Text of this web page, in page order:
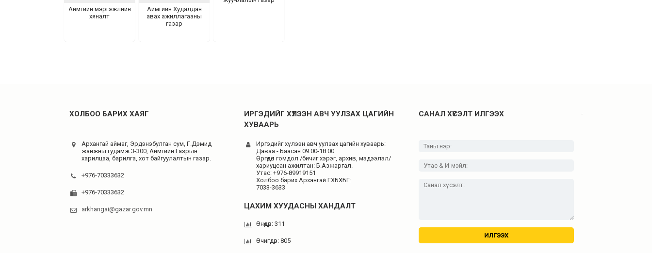
Аймгийн мэргэжлийн
хяналт
Аймгийн Худалдан
авах ажиллагааны
газар
ХОЛБОО БАРИХ ХАЯГ
Архангай аймаг, Эрдэнэбулган сум, Г.Дэмид
жанжны гудамж 3-300, Аймгийн Газрын
харилцаа, барилга, хот байгуулалтын газар.
+976-70333632
+976-70333632
arkhangai@gazar.gov.mn
ИРГЭДИЙГ ХҮЛЭЭН АВЧ УУЛЗАХ ЦАГИЙН
ХУВААРЬ
Иргэдийг хүлээн авч уулзах цагийн хуваарь:
Даваа - Баасан 09:00-18:00
Өргөдөл гомдол /бичиг хэрэг, архив, мэдээлэл/
хариуцсан ажилтан: Б.Азжаргал.
Утас: +976-89919151
Холбоо барих Архангай ГХБХБГ:
7033-3633
ЦАХИМ ХУУДАСНЫ ХАНДАЛТ
Өнөөдөр: 311
Өчигдөр: 805
САНАЛ ХҮСЭЛТ ИЛГЭЭХ .